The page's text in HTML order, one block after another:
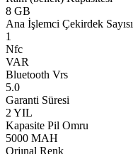
8 GB
Ana İşlemci Çekirdek Sayısı
1
Nfc
VAR
Bluetooth Vrs
5.0
Garanti Süresi
2 YIL
Kapasite Pil Omru
5000 MAH
Orjınal Renk